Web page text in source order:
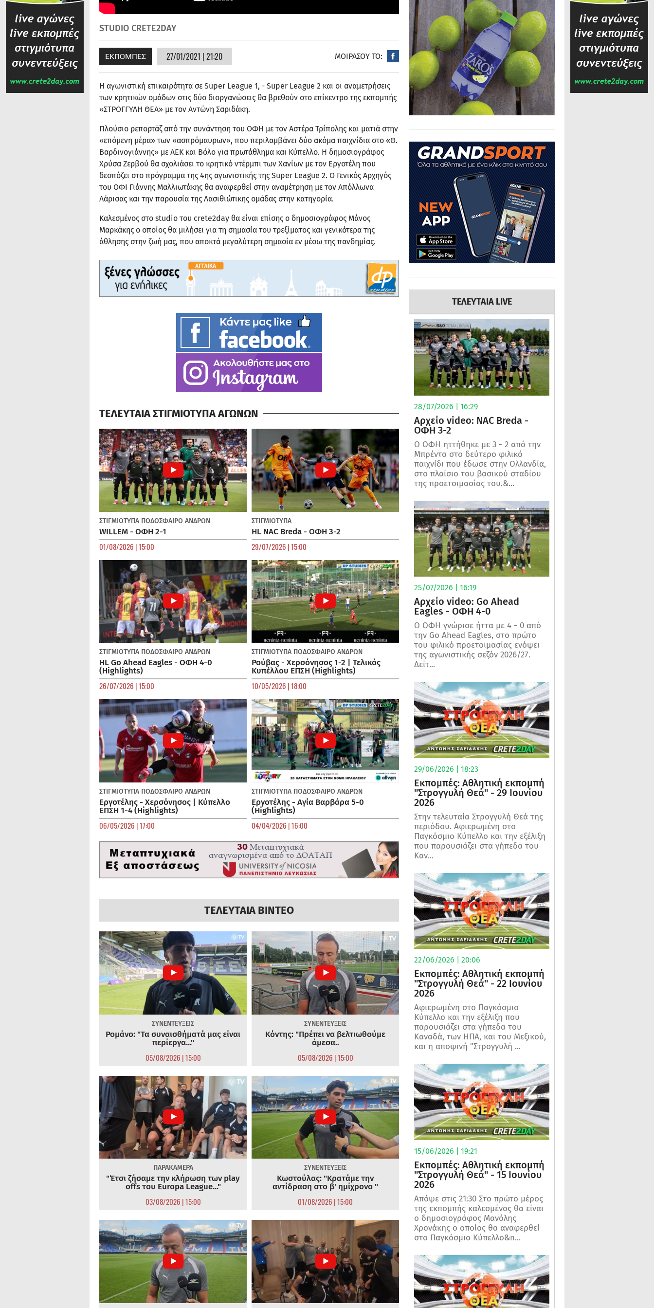
STUDIO CRETE2DAY
ΕΚΠΟΜΠΕΣ 27/01/2021 | 21:20 ΜΟΙΡΑΣΟΥ ΤΟ:
Η αγωνιστική επικαιρότητα σε Super League 1, - Super League 2 και οι αναμετρήσεις
των κρητικών ομάδων στις δύο διοργανώσεις θα βρεθούν στο επίκεντρο της εκπομπής
«ΣΤΡΟΓΓΥΛΗ ΘΕΑ» με τον Αντώνη Σαριδάκη.
Πλούσιο ρεπορτάζ από την συνάντηση του ΟΦΗ με τον Αστέρα Τρίπολης και ματιά στην
«επόμενη μέρα» των «ασπρόμαυρων», που περιλαμβάνει δύο ακόμα παιχνίδια στο «Θ.
Βαρδινογιάννης» με ΑΕΚ και Βόλο για πρωτάθλημα και Κύπελλο. Η δημοσιογράφος
Χρύσα Ζερβού θα σχολιάσει το κρητικό ντέρμπι των Χανίων με τον Εργοτέλη που
δεσπόζει στο πρόγραμμα της 4ης αγωνιστικής της Super League 2. Ο Γενικός Αρχηγός
του ΟΦΙ Γιάννης Μαλλιωτάκης θα αναφερθεί στην αναμέτρηση με τον Απόλλωνα
Λάρισας και την παρουσία της Λασιθιώτικης ομάδας στην κατηγορία.
Καλεσμένος στο studio του crete2day θα είναι επίσης ο δημοσιογράφος Μάνος
Μαρκάκης ο οποίος θα μιλήσει για τη σημασία του τρεξίματος και γενικότερα της
άθλησης στην ζωή μας, που αποκτά μεγαλύτερη σημασία εν μέσω της πανδημίας.
ΤΕΛΕΥΤΑΙΑ ΣΤΙΓΜΙΟΤΥΠΑ ΑΓΩΝΩΝ
ΣΤΙΓΜΙΟΤΥΠΑ ΠΟΔΌΣΦΑΙΡΟ ΑΝΔΡΏΝ
WILLEM - ΟΦΗ 2-1
01/08/2026 | 15:00
ΣΤΙΓΜΙΟΤΥΠΑ
HL NAC Breda - ΟΦΗ 3-2
29/07/2026 | 15:00
ΣΤΙΓΜΙΟΤΥΠΑ ΠΟΔΌΣΦΑΙΡΟ ΑΝΔΡΏΝ
HL Go Ahead Eagles - ΟΦΗ 4-0
(Highlights)
26/07/2026 | 15:00
ΣΤΙΓΜΙΟΤΥΠΑ ΠΟΔΌΣΦΑΙΡΟ ΑΝΔΡΏΝ
Ρούβας - Χερσόνησος 1-2 | Τελικός
Κυπέλλου ΕΠΣΗ (Highlights)
10/05/2026 | 18:00
ΣΤΙΓΜΙΟΤΥΠΑ ΠΟΔΌΣΦΑΙΡΟ ΑΝΔΡΏΝ
Εργοτέλης - Χερσόνησος | Κύπελλο
ΕΠΣΗ 1-4 (Highlights)
06/05/2026 | 17:00
ΣΤΙΓΜΙΟΤΥΠΑ ΠΟΔΌΣΦΑΙΡΟ ΑΝΔΡΏΝ
Εργοτέλης - Αγία Βαρβάρα 5-0
(Highlights)
04/04/2026 | 16:00
ΤΕΛΕΥΤΑΙΑ ΒΙΝΤΕΟ
ΣΥΝΕΝΤΕΥΞΕΙΣ
Ρομάνο: "Τα συναισθήματά μας είναι
περίεργα..."
05/08/2026 | 15:00
ΣΥΝΕΝΤΕΥΞΕΙΣ
Κόντης: "Πρέπει να βελτιωθούμε
άμεσα..
05/08/2026 | 15:00
ΠΑΡΑΚΑΜΕΡΑ
"Έτσι ζήσαμε την κλήρωση των play
offs του Europa League..."
03/08/2026 | 15:00
ΣΥΝΕΝΤΕΥΞΕΙΣ
Κωστούλας: "Κρατάμε την
αντίδραση στο β' ημίχρονο "
01/08/2026 | 15:00
ΤΕΛΕΥΤΑΙΑ LIVE
28/07/2026 | 16:29
Αρχείο video: NAC Breda -
ΟΦΗ 3-2
Ο ΟΦΗ ηττήθηκε με 3 - 2 από την
Μπρέντα στο δεύτερο φιλικό
παιχνίδι που έδωσε στην Ολλανδία,
στο πλαίσιο του βασικού σταδίου
της προετοιμασίας του.&...
25/07/2026 | 16:19
Αρχείο video: Go Ahead
Eagles - ΟΦΗ 4-0
Ο ΟΦΗ γνώρισε ήττα με 4 - 0 από
την Go Ahead Eagles, στο πρώτο
του φιλικό προετοιμασίας ενόψει
της αγωνιστικής σεζόν 2026/27.
Δείτ...
29/06/2026 | 18:23
Εκπομπές: Αθλητική εκπομπή
"Στρογγυλή Θεά" - 29 Ιουνίου
2026
Στην τελευταία Στρογγυλή Θεά της
περιόδου. Αφιερωμένη στο
Παγκόσμιο Κύπελλο και την εξέλιξη
που παρουσιάζει στα γήπεδα του
Καν...
22/06/2026 | 20:06
Εκπομπές: Αθλητική εκπομπή
"Στρογγυλή Θεά" - 22 Ιουνίου
2026
Αφιερωμένη στο Παγκόσμιο
Κύπελλο και την εξέλιξη που
παρουσιάζει στα γήπεδα του
Καναδά, των ΗΠΑ, και του Μεξικού,
και η αποψινή "Στρογγυλή ...
15/06/2026 | 19:21
Εκπομπές: Αθλητική εκπομπή
"Στρογγυλή Θεά" - 15 Ιουνίου
2026
Απόψε στις 21:30 Στο πρώτο μέρος
της εκπομπής καλεσμένος θα είναι
ο δημοσιογράφος Μανόλης
Χρονάκης ο οποίος θα αναφερθεί
στο Παγκόσμιο Κύπελλο&n...